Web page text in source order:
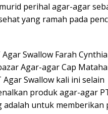
perihal agar-agar
yang ramah pada
Agar Swallow Farah
Agar-agar Cap
Agar Swallow kali ini selain
produk agar-agar
untuk memberikan